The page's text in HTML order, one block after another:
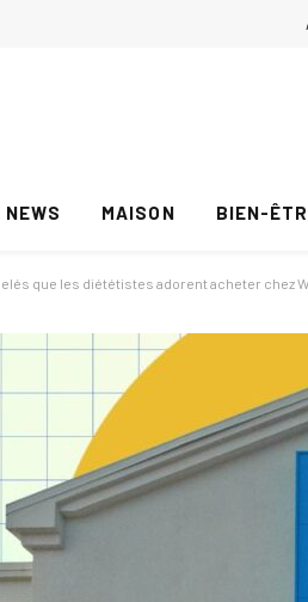
NEWS MAISON BIEN-
que les diététistes adorent acheter chez